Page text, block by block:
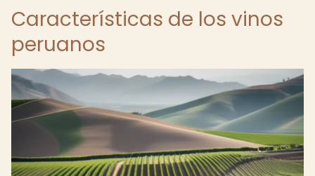
Características de los vinos
peruanos